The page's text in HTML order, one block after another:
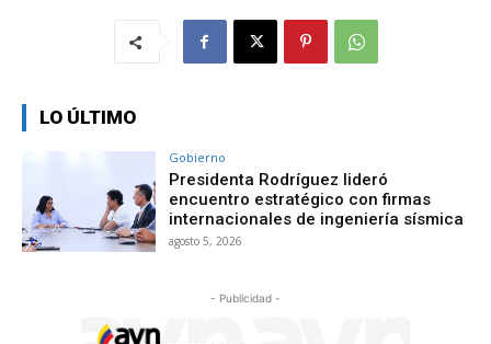
LO ÚLTIMO
Gobierno
Presidenta Rodríguez lideró
encuentro estratégico con firmas
internacionales de ingeniería sísmica
agosto 5, 2026
- Publicidad -